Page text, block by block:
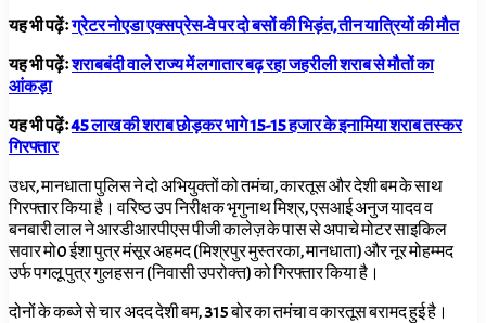
यह भी पढ़ेंःग्रेटर नोएडा एक्सप्रेस-वे पर दो बसों की भिड़ंत, तीन यात्रियों की मौत
यह भी पढ़ेंःशराबबंदी वाले राज्य में लगातार बढ़ रहा जहरीली शराब से मौतों का
आंकड़ा
यह भी पढ़ेंः45 लाख की शराब छोड़कर भागे 15-15 हजार के इनामिया शराब तस्कर
गिरफ्तार
उधर, मानधाता पुलिस ने दो अभियुक्तों को तमंचा, कारतूस और देशी बम के साथ
गिरफ्तार किया है। वरिष्ठ उप निरीक्षक भृगुनाथ मिश्र, एसआई अनुज यादव व
बनबारी लाल ने आरडीआरपीएस पीजी कालेज़ के पास से अपाचे मोटर साइकिल
सवार मो0ईशा पुत्र मंसूर अहमद (मिश्रपुर मुस्तरका, मानधाता) और नूर मोहम्मद
उर्फ पगलू पुत्र गुलहसन (निवासी उपरोक्त) को गिरफ्तार किया है।
दोनों के कब्जे से चार अदद देशी बम, 315 बोर का तमंचा व कारतूस बरामद हुई है।